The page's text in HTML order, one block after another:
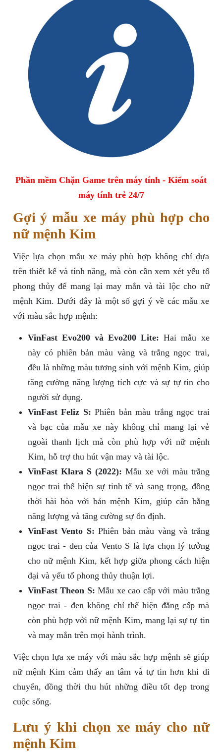
Phần mềm Chặn Game trên máy tính - Kiểm soát
máy tính trẻ 24/7
Gợi ý mẫu xe máy phù hợp cho
nữ mệnh Kim
Việc lựa chọn mẫu xe máy phù hợp không chỉ dựa
trên thiết kế và tính năng, mà còn cần xem xét yếu tố
phong thủy để mang lại may mắn và tài lộc cho nữ
mệnh Kim. Dưới đây là một số gợi ý về các mẫu xe
với màu sắc hợp mệnh:
VinFast Evo200 và Evo200 Lite: Hai mẫu xe
này có phiên bản màu vàng và trắng ngọc trai,
đều là những màu tương sinh với mệnh Kim, giúp
tăng cường năng lượng tích cực và sự tự tin cho
người sử dụng.
VinFast Feliz S: Phiên bản màu trắng ngọc trai
và bạc của mẫu xe này không chỉ mang lại vẻ
ngoài thanh lịch mà còn phù hợp với nữ mệnh
Kim, hỗ trợ thu hút vận may và tài lộc.
VinFast Klara S (2022): Mẫu xe với màu trắng
ngọc trai thể hiện sự tinh tế và sang trọng, đồng
thời hài hòa với bản mệnh Kim, giúp cân bằng
năng lượng và tăng cường sự ổn định.
VinFast Vento S: Phiên bản màu vàng và trắng
ngọc trai - đen của Vento S là lựa chọn lý tưởng
cho nữ mệnh Kim, kết hợp giữa phong cách hiện
đại và yếu tố phong thủy thuận lợi.
VinFast Theon S: Mẫu xe cao cấp với màu trắng
ngọc trai - đen không chỉ thể hiện đẳng cấp mà
còn phù hợp với nữ mệnh Kim, mang lại sự tự tin
và may mắn trên mọi hành trình.
Việc chọn lựa xe máy với màu sắc hợp mệnh sẽ giúp
nữ mệnh Kim cảm thấy an tâm và tự tin hơn khi di
chuyển, đồng thời thu hút những điều tốt đẹp trong
cuộc sống.
Lưu ý khi chọn xe máy cho nữ
mệnh Kim